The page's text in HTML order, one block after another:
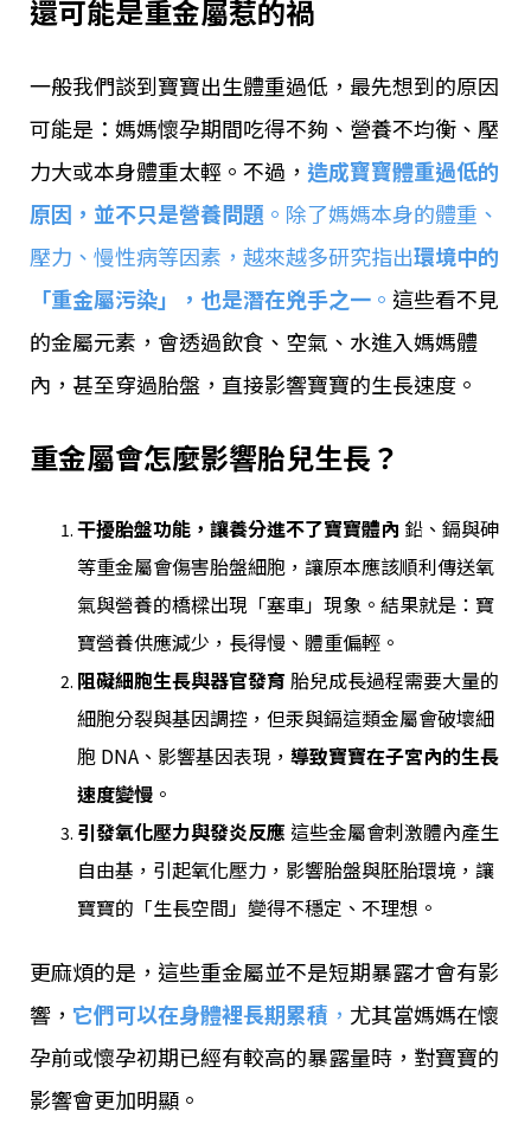
還可能是重金屬惹的禍
一般我們談到寶寶出生體重過低，最先想到的原因
可能是：媽媽懷孕期間吃得不夠、營養不均衡、壓
力大或本身體重太輕。不過， 造成寶寶體重過低的
原因，並不只是營養問題 。除了媽媽本身的體重、
壓力、慢性病等因素，越來越多研究指出環境中的
「重金屬污染」，也是潛在兇手之一 。 這些看不見
的金屬元素，會透過飲食、空氣、水進入媽媽體
內，甚至穿過胎盤，直接影響寶寶的生長速度。
重金屬會怎麼影響胎兒生長？
干擾胎盤功能，讓養分進不了寶寶體內 鉛、鎘與砷
等重金屬會傷害胎盤細胞，讓原本應該順利傳送氧
氣與營養的橋樑出現「塞車」現象。結果就是：寶
寶營養供應減少，長得慢、體重偏輕。
阻礙細胞生長與器官發育胎兒成長過程需要大量的
細胞分裂與基因調控，但汞與鎘這類金屬會破壞細
胞 DNA、影響基因表現， 導致寶寶在子宮內的生長
速度變慢 。
引發氧化壓力與發炎反應 這些金屬會刺激體內產生
自由基，引起氧化壓力，影響胎盤與胚胎環境，讓
寶寶的「生長空間」變得不穩定、不理想。
更麻煩的是，這些重金屬並不是短期暴露才會有影
響， 它們可以在身體裡長期累積 ， 尤其當媽媽在懷
孕前或懷孕初期已經有較高的暴露量時，對寶寶的
影響會更加明顯。